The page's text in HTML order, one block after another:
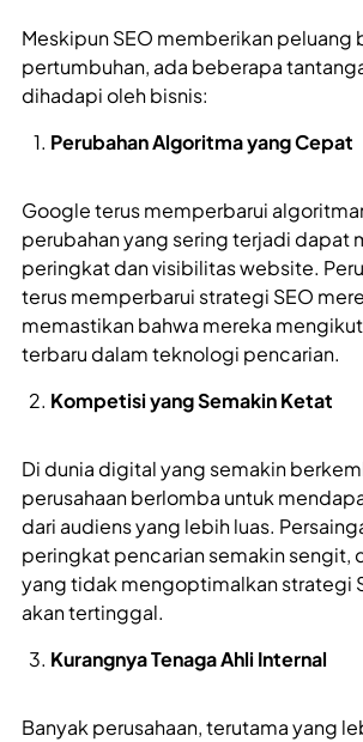
Meskipun SEO memberikan peluang
pertumbuhan, ada beberapa
dihadapi oleh bisnis:
Perubahan Algoritma yang Cepat
Google terus memperbarui
perubahan yang sering terjadi dapat
peringkat dan visibilitas website.
terus memperbarui strategi SEO
memastikan bahwa mereka
terbaru dalam teknologi pencarian.
Kompetisi yang Semakin Ketat
Di dunia digital yang semakin
perusahaan berlomba untuk
dari audiens yang lebih luas.
peringkat pencarian semakin sengit,
yang tidak mengoptimalkan strategi
akan tertinggal.
Kurangnya Tenaga Ahli Internal
Banyak perusahaan, terutama yang